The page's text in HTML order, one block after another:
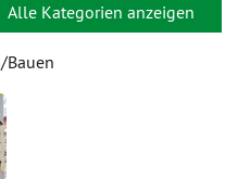
Alle Kategorien anzeigen
Bauen